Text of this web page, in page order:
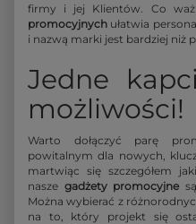
firmy i jej Klientów. Co
promocyjnych ułatwia
i nazwą marki jest bardziej niż
Jedne
możliwości!
Warto dołączyć parę
powitalnym dla nowych,
martwiąc się szczegółem
nasze gadżety promocyjne
Można wybierać z
na to, który projekt się